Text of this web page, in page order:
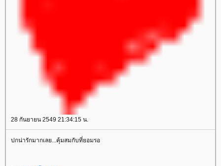
28 กันยายน 2549 21:34:15 น.
ปกน่ารักมากเลย...คุ้มสมกับที่ยอมรอ